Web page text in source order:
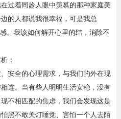
过着同龄人眼中羡慕的那种家庭美
的人都说我很幸福，可是我总
。我该如何解开心里的结，消除不
：
安全的心理需求，与我们的外在现
连。当有些人明明生活安稳，没有
不相匹配的焦虑，我们会发现这是
黑不敢关灯睡觉、害怕一个人去陌